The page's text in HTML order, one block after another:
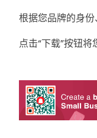
根据您品牌的身份
点击“下载”按钮将